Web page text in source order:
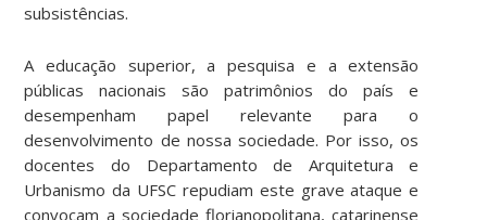
subsistências.
A educação superior, a pesquisa e a extensão
públicas nacionais são patrimônios do país e
desempenham papel relevante para o
desenvolvimento de nossa sociedade. Por isso, os
docentes do Departamento de Arquitetura e
Urbanismo da UFSC repudiam este grave ataque e
convocam a sociedade florianopolitana, catarinense